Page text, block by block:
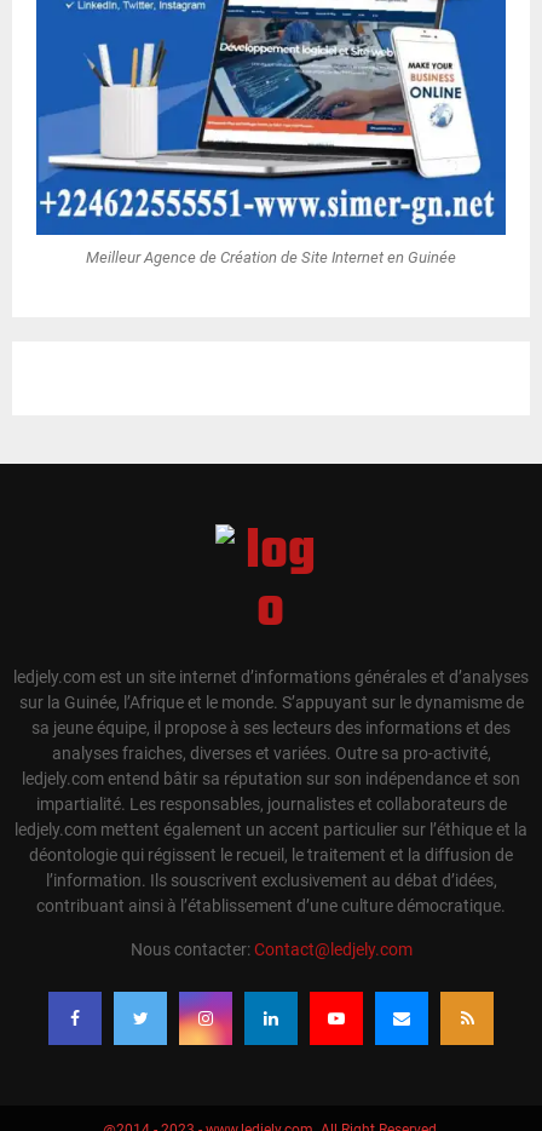
Meilleur Agence de Création de Site Internet en Guinée
ledjely.com est un site internet d’informations générales et d’analyses
sur la Guinée, l’Afrique et le monde. S’appuyant sur le dynamisme de
sa jeune équipe, il propose à ses lecteurs des informations et des
analyses fraiches, diverses et variées. Outre sa pro-activité,
ledjely.com entend bâtir sa réputation sur son indépendance et son
impartialité. Les responsables, journalistes et collaborateurs de
ledjely.com mettent également un accent particulier sur l’éthique et la
déontologie qui régissent le recueil, le traitement et la diffusion de
l’information. Ils souscrivent exclusivement au débat d’idées,
contribuant ainsi à l’établissement d’une culture démocratique.
Nous contacter:Contact@ledjely.com